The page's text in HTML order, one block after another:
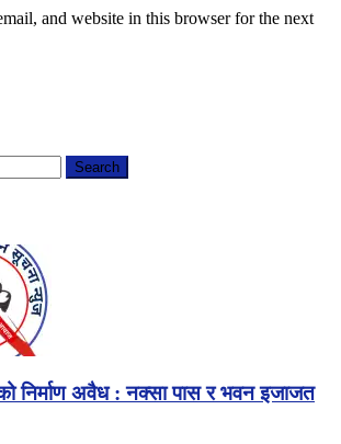
and website in this browser for the next
निर्माण अवैध : नक्सा पास र भवन इजाजत